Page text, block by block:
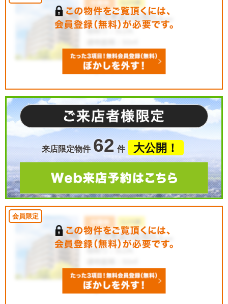
来店限定物件 62 件 大公開！